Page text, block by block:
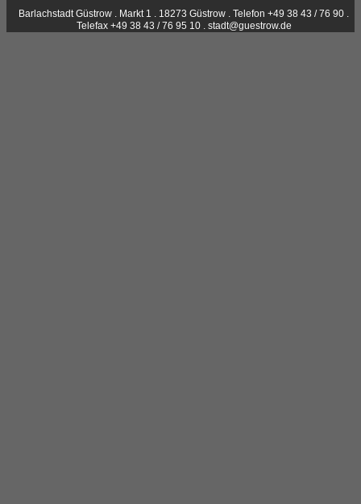
Barlachstadt Güstrow . Markt 1 . 18273 Güstrow . Telefon +49 38 43 / 76 90 .
Telefax +49 38 43 / 76 95 10 . stadt@guestrow.de